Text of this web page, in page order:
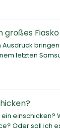
großes Fiasko
letzten
einschicken?
Oder soll ich